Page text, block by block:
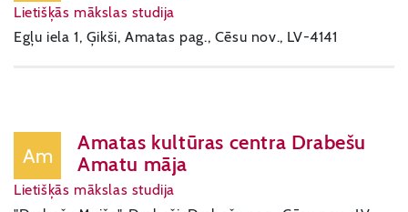
Lietišķās mākslas studija
Egļu iela 1, Ģikši, Amatas pag., Cēsu nov., LV-4141
Am
Amatas kultūras centra Drabešu
Amatu māja
Lietišķās mākslas studija